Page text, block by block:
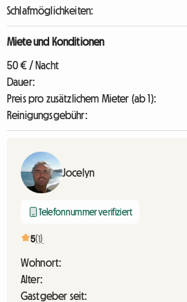
Schlafmöglichkeiten:
Miete und Konditionen
50 € / Nacht
Dauer:
Preis pro zusätzlichem Mieter (ab 1):
Reinigungsgebühr:
Jocelyn
Telefonnummer verifiziert
5(1)
Wohnort:
Alter:
Gastgeber seit: